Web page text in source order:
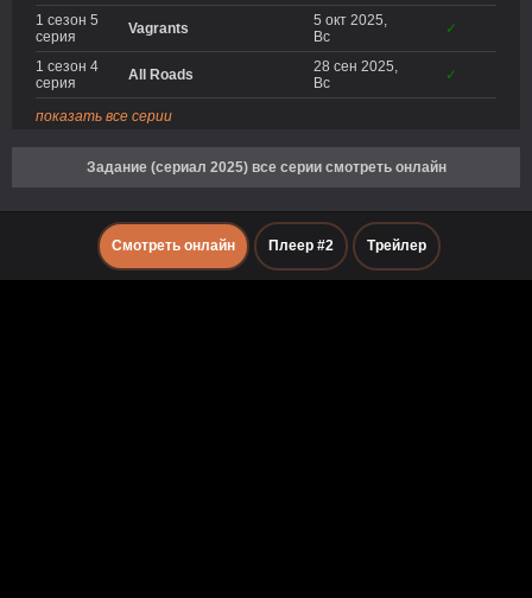
1 сезон 5
серия
Vagrants
5 окт 2025,
Вс
✓
1 сезон 4
серия
All Roads
28 сен 2025,
Вс
✓
показать все серии
Задание (сериал 2025) все серии смотреть онлайн
Смотреть онлайн Плеер #2 Трейлер